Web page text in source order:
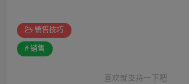
销售技巧
# 销售
喜欢就支持一下吧